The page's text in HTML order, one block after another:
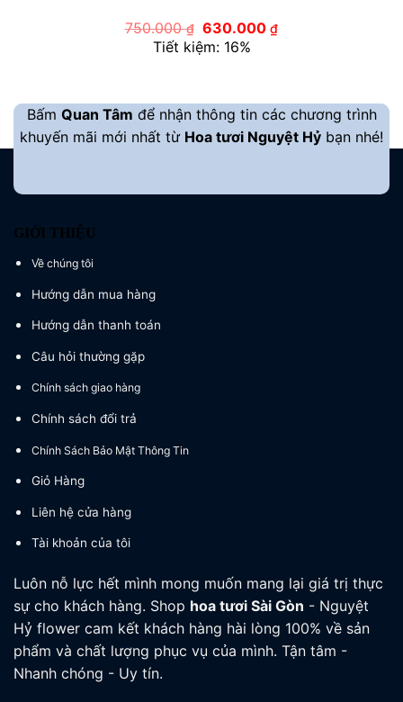
750.000₫ Giá
gốc
là:
630.000₫Giá
Tiết kiệm: 16%
Bấm Quan Tâm để nhận thông tin các chương trình
khuyến mãi mới nhất từ Hoa tươi Nguyệt Hỷ bạn nhé!
GIỚI THIỆU
Về chúng tôi
Hướng dẫn mua hàng
Hướng dẫn thanh toán
Câu hỏi thường gặp
Chính sách giao hàng
Chính sách đổi trả
Chính Sách Bảo Mật Thông Tin
Giỏ Hàng
Liên hệ cửa hàng
Tài khoản của tôi
Luôn nỗ lực hết mình mong muốn mang lại giá trị thực
sự cho khách hàng. Shop hoa tươi Sài Gòn - Nguyệt
Hỷ flower cam kết khách hàng hài lòng 100% về sản
phẩm và chất lượng phục vụ của mình. Tận tâm -
Nhanh chóng - Uy tín.